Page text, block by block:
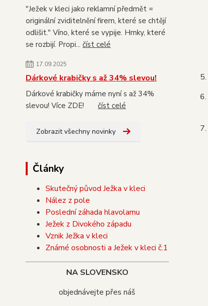
"Ježek v kleci jako reklamní předmět =
originální zviditelnění firem, které se chtějí
odlišit." Víno, které se vypije. Hrnky, které
se rozbijí. Propi... číst celé
17.09.2025
Dárkové krabičky s až 34% slevou!
Dárkové krabičky máme nyní s až 34%
slevou! Více ZDE! číst celé
Zobrazit všechny novinky
Články
Skutečný původ Ježka v kleci
Nález z pole
Poslední záhada hlavolamu
Ježek z Divokého západu
Vznik Ježka v kleci
Známé osobnosti a Ježek v kleci č.1
NA SLOVENSKO
objednávejte přes náš